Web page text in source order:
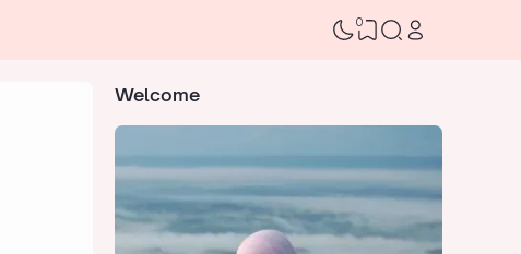
0
Welcome